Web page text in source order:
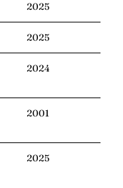
2025
2025
2024
2001
2025